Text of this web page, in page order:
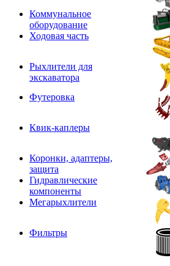
Коммунальное
оборудование
Ходовая часть
Рыхлители для
экскаватора
Футеровка
Квик-каплеры
Коронки, адаптеры,
защита
Гидравлические
компоненты
Мегарыхлители
Фильтры